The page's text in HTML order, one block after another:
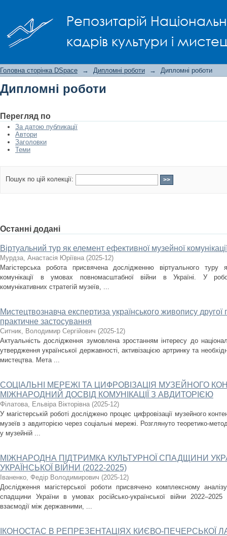
Репозитарій
кадрів культури і
Головна сторінка DSpace → Дипломні роботи → Дипломні роботи
Дипломні роботи
Перегляд по
За датою публикації
Автори
Заголовки
Теми
Пошук по цій колекції:
Останні додані
Віртуальний тур як елемент ефективної музейної
Мурдза, Анастасія Юріївна (2025-12)
Магістерська робота присвячена дослідженню віртуального туру
комунікації в умовах повномасштабної війни в Україні. У
комунікативних стратегій музеїв, ...
Мистецтвознавча експертиза українського живопису другої
практичне застосування
Ситник, Володимир Сергійович (2025-12)
Актуальність дослідження зумовлена зростанням інтересу до
утвердження української державності, активізацією артринку та
мистецтва. Мета ...
СОЦІАЛЬНІ МЕРЕЖІ ТА ЦИФРОВІЗАЦІЯ МУЗЕЙНОГО
МІЖНАРОДНИЙ ДОСВІД КОМУНІКАЦІЇ З АВДИТОРІЄЮ
Філатова, Ельвіра Вікторівна (2025-12)
У магістерській роботі досліджено процес цифровізації музейного
музеїв з авдиторією через соціальні мережі. Розглянуто теоретико-
у музейній ...
МІЖНАРОДНА ПІДТРИМКА КУЛЬТУРНОЇ СПАДЩИНИ
УКРАЇНСЬКОЇ ВІЙНИ (2022-2025)
Іваненко, Федір Володимирович (2025-12)
Дослідження магістерської роботи присвячено комплексному
спадщини України в умовах російсько-української війни
взаємодії між державними, ...
ІКОНОСТАС В РЕПРЕЗЕНТАЦІЯХ КИЄВО-ПЕЧЕРСЬКОЇ